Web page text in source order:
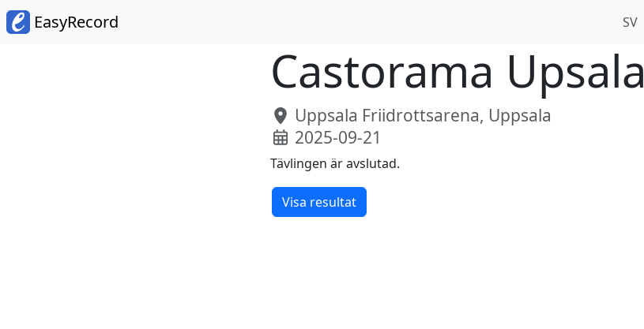
EasyRecord SV
Castorama Upsala
Uppsala Friidrottsarena, Uppsala
2025-09-21
Tävlingen är avslutad.
Visa resultat